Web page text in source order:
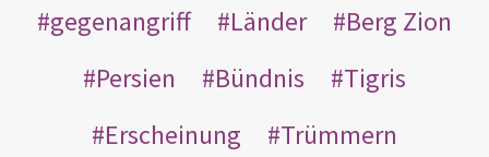
gegenangriff
Länder
Berg Zion
Persien
Bündnis
Tigris
Erscheinung
Trümmern